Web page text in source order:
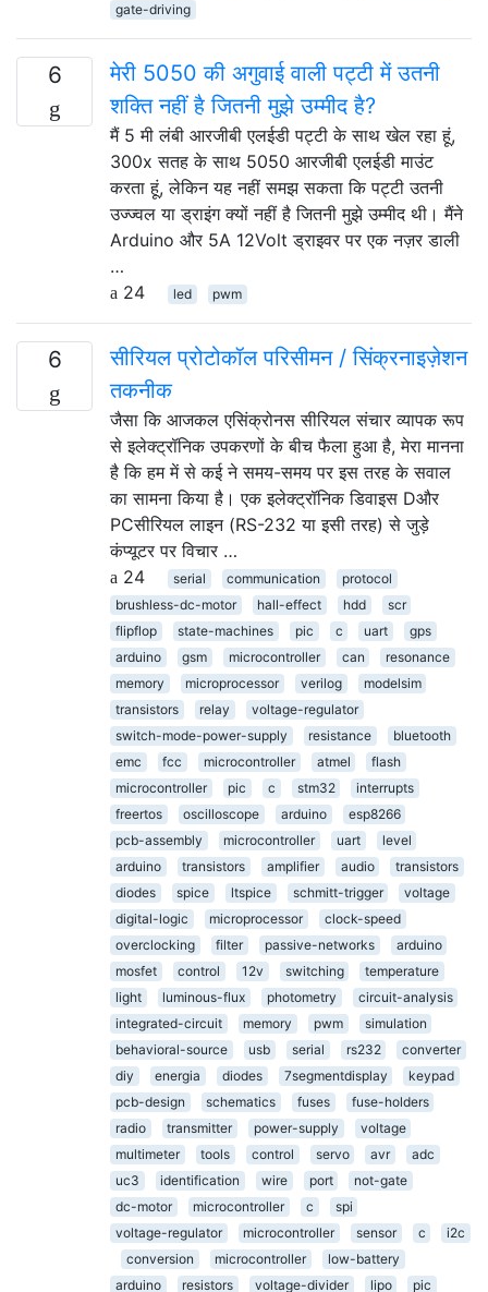
gate-driving
6
मेरी 5050 की अगुवाई वाली पट्टी में उतनी
शक्ति नहीं है जितनी मुझे उम्मीद है?
मैं 5 मी लंबी आरजीबी एलईडी पट्टी के साथ खेल रहा हूं,
300x सतह के साथ 5050 आरजीबी एलईडी माउंट
करता हूं, लेकिन यह नहीं समझ सकता कि पट्टी उतनी
उज्ज्वल या ड्राइंग क्यों नहीं है जितनी मुझे उम्मीद थी। मैंने
Arduino और 5A 12Volt ड्राइवर पर एक नज़र डाली
…
24
led pwm
6
सीरियल प्रोटोकॉल परिसीमन / सिंक्रनाइज़ेशन
तकनीक
जैसा कि आजकल एसिंक्रोनस सीरियल संचार व्यापक रूप
से इलेक्ट्रॉनिक उपकरणों के बीच फैला हुआ है, मेरा मानना ​​
है कि हम में से कई ने समय-समय पर इस तरह के सवाल
का सामना किया है। एक इलेक्ट्रॉनिक डिवाइस Dऔर
PCसीरियल लाइन (RS-232 या इसी तरह) से जुड़े
कंप्यूटर पर विचार …
24
serial communication
protocol
brushless-dc-motor
hall-effect hdd
scr
flipflop
state-machines pic c uart
gps
arduino
gsm microcontroller can
resonance
memory
microprocessor verilog
modelsim
transistors
relay
voltage-regulator
switch-mode-power-supply
resistance
bluetooth
emc
fcc microcontroller atmel
flash
microcontroller
pic c stm32
interrupts
freertos
oscilloscope arduino
esp8266
pcb-assembly
microcontroller uart
level
arduino
transistors amplifier audio
transistors
diodes
spice ltspice schmitt-trigger
voltage
digital-logic
microprocessor
clock-speed
overclocking
filter passive-networks
arduino
mosfet
control 12v switching
temperature
light
luminous-flux photometry
circuit-analysis
integrated-circuit
memory pwm
simulation
behavioral-source
usb serial rs232
converter
diy
energia diodes 7segmentdisplay
keypad
pcb-design
schematics fuses
fuse-holders
radio
transmitter power-supply
voltage
multimeter
tools control servo avr
adc
uc3
identification wire port
not-gate
dc-motor
microcontroller c
spi
voltage-regulator
microcontroller sensor c
i2c
conversion
microcontroller
low-battery
arduino
resistors voltage-divider lipo pic